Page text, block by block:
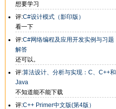
想要学习
评:C#设计模式（影印版）
看一下
评:C#网络编程及应用开发实例与习题
解答
还可以。
评:算法设计、分析与实现：C、C++和
Java
不知道能不能下载
评:C++ Primer中文版(第4版）